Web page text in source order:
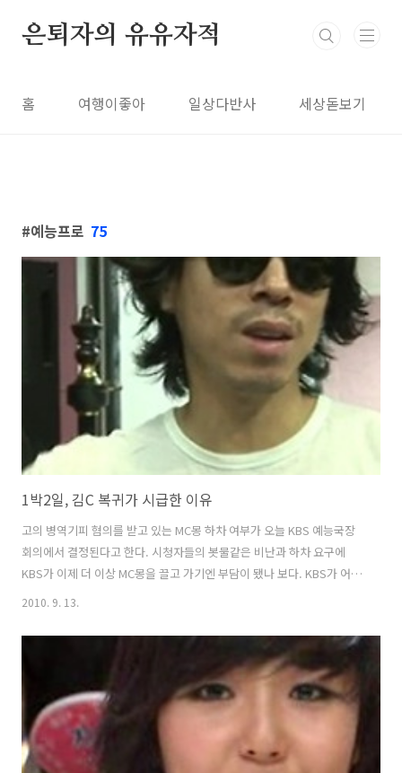
은퇴자의 유유자적
홈 여행이좋아 일상다반사 세상돋보기
예능프로 75
1박2일, 김C 복귀가 시급한 이유
고의 병역기피 혐의를 받고 있는 MC몽 하차 여부가 오늘 KBS 예능국장
회의에서 결정된다고 한다. 시청자들의 봇물같은 비난과 하차 요구에
KBS가 이제 더 이상 MC몽을 끌고 가기엔 부담이 됐나 보다. KBS가 어떤
결정을 내릴 지 모르지만 MC몽의 하차는 기정 사실처럼 보인다. MC몽
새로운 맴버가 될 것이냐의 문제이다. 여기서 김C가 가장 먼저 떠오른다.
MC몽 병역기피 의혹이 불거졌을 때 제작진은 이미 MC몽의 하차를 대비
하고 있지 않았을까 하는 생각이 든다. '지리산 둘레길을 가다'에서 김C
가 등장했을 때 단순히 내레이션을 위해 나왔다고 보지 않는다. 김C는 지
난 6월 경주 수학여행편에서 하차를 했는데, 당시 기회가 되면..
2010. 9. 13.